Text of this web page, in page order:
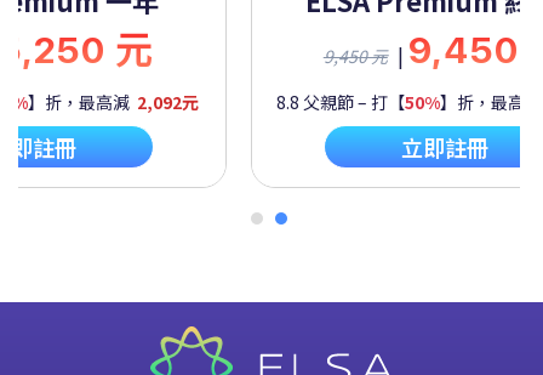
元
】折，最高減 2,092元
即註冊
9,450 元 | 9,450
8.8 父親節 – 打【50%】折，最高
立即註冊